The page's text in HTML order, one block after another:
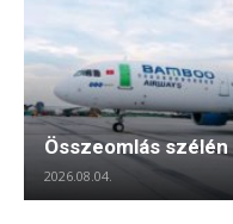
Összeomlás
2026.08.04.